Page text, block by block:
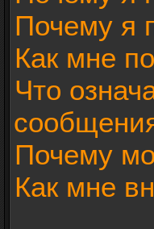
Почему я
Как мне
Что
Почему
Как мне